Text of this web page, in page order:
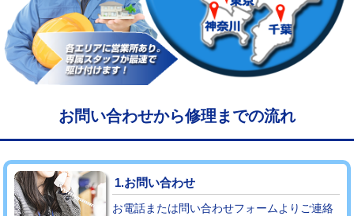
給水管工事※（ライニング鋼管・銅
管・ポリ管・HT管使用/3ｍ超え)
+8,800円
マス交換（土の掘削・埋め戻し作業） 11,000円~
マス交換（深さ50㎝未満） 55,000円
マス交換（深さ50㎝以上） 66,000円
コンクリート斫り（厚さ10㎝まで）
コンクリート斫り（厚さ10㎝超え） 38,500円
お問い合わせから修理までの流れ
1.お問い合わせ
お電話または問い合わせフォームよりご連絡